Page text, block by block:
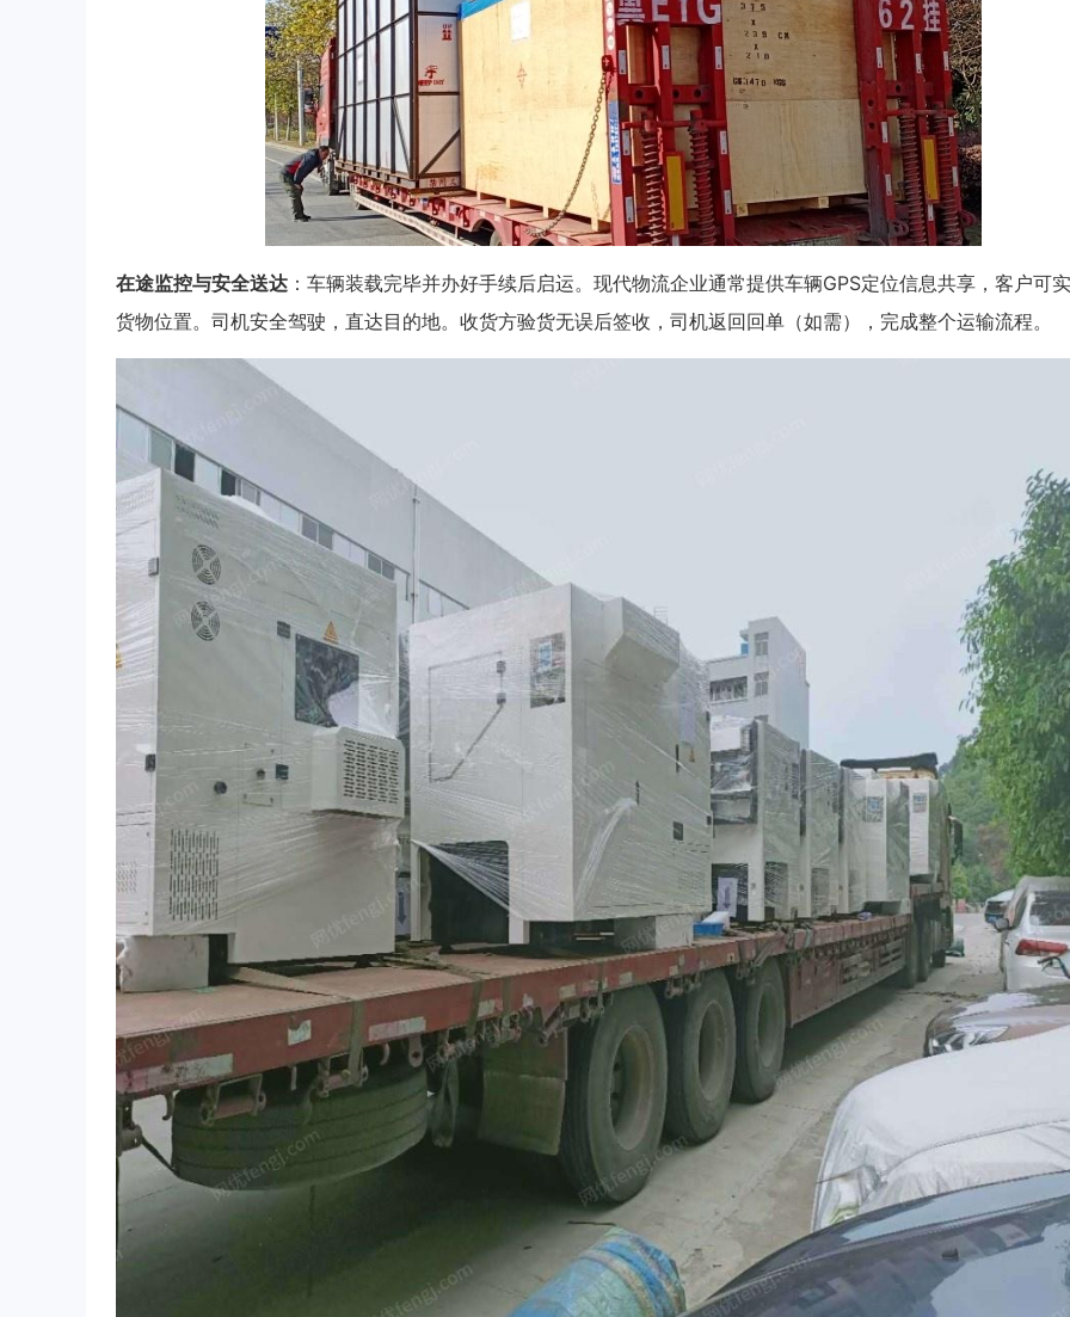
在途监控与安全送达 ：车辆装载完毕并办好手续后启运。现代物流企业通常提供车辆GPS定位信息共享，客户可
货物位置。司机安全驾驶，直达目的地。收货方验货无误后签收，司机返回回单（如需），完成整个运输流程。